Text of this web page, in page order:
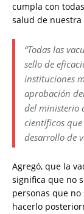
cumpla con
salud de nuestra
“Todas las
sello de
instituciones
aprobación
del ministerio
científicos
desarrollo de
Agregó, que la
significa que no
personas que
hacerlo